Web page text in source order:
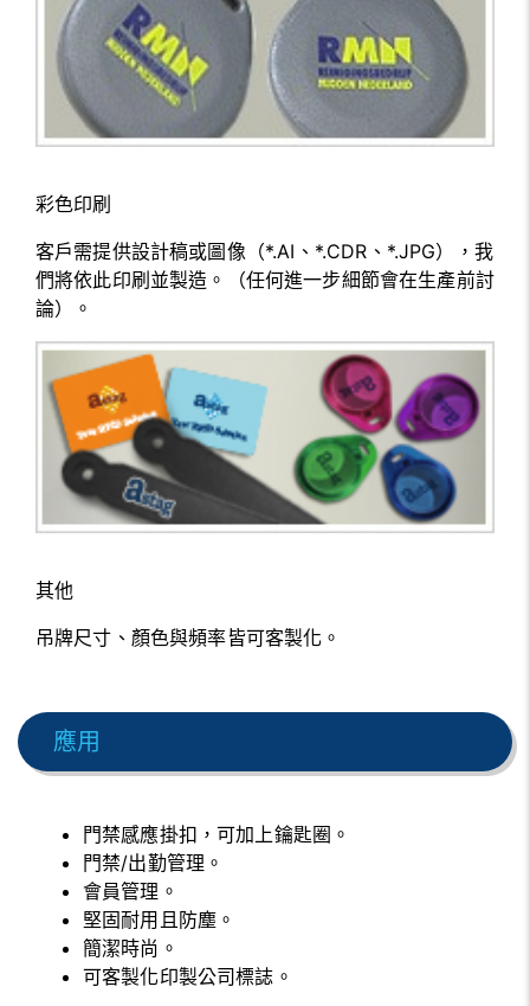
彩色印刷
客戶需提供設計稿或圖像（*.AI、*.CDR、*.JPG），我
們將依此印刷並製造。（任何進一步細節會在生產前討
論）。
其他
吊牌尺寸、顏色與頻率皆可客製化。
應用
門禁感應掛扣，可加上鑰匙圈。
門禁/出勤管理。
會員管理。
堅固耐用且防塵。
簡潔時尚。
可客製化印製公司標誌。